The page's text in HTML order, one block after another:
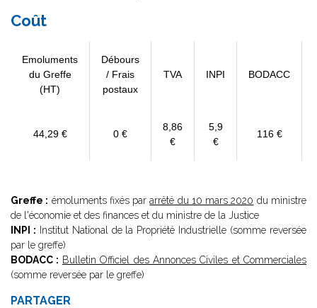
Coût
Emoluments
du Greffe
(HT)
Débours
/ Frais
postaux
TVA INPI BODACC
44,29 € 0 €
8,86
€
5,9
€
116 €
Greffe : émoluments fixés pararrêté du 10 mars 2020 du ministre
de l'économie et des finances et du ministre de la Justice
INPI : Institut National de la Propriété Industrielle (somme reversée
par le greffe)
BODACC : Bulletin Officiel des Annonces Civiles et Commerciales
(somme reversée par le greffe)
PARTAGER